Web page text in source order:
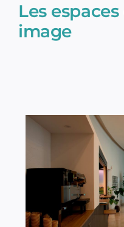
Les
image